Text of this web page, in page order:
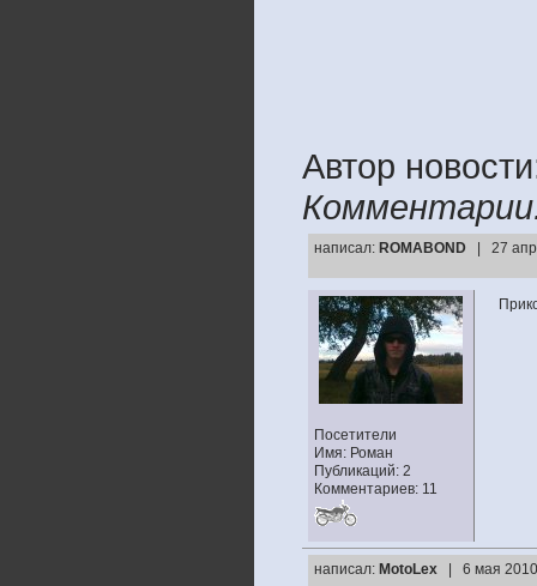
Автор
написал: ROMABOND | 27
Посетители
Имя: Роман
Публикаций: 2
Комментариев: 11
написал: MotoLex | 6 мая